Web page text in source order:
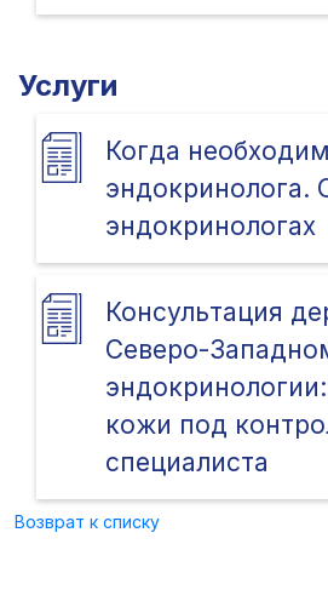
Услуги
Когда
эндокринолога.
эндокринологах
Консультация
Северо-
кожи под
специалиста
Возврат к списку